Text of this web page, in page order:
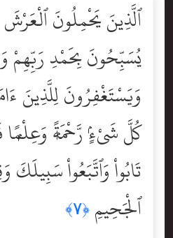
ٱلَّذِينَ يَحْمِلُونَ
يُسَبِّحُونَ بِحَمْدِ رَبِّهِمْ
وَيَسْتَغْفِرُونَ لِلَّذِينَ
كُلَّ شَىْءٍۢ رَّحْمَةًۭ وَعِلْمًۭا
تَابُواْ وَٱتَّبَعُواْ
ٱلْجَحِيمِ ﴿٧﴾